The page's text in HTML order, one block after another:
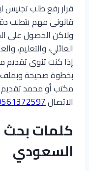
قرار رفع طلب
قانوني مهم يتطلب
ولاكن الحصول على
العائلي،
إذا كنت تنوي تقديم
بخطوة صحيحة
مكتب أو محمد
الاتصال
كلمات
السعودي